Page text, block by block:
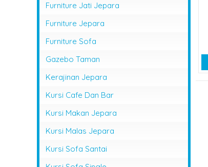
Furniture Jati Jepara
Furniture Jepara
Furniture Sofa
Gazebo Taman
Kerajinan Jepara
Kursi Cafe Dan Bar
Kursi Makan Jepara
Kursi Malas Jepara
Kursi Sofa Santai